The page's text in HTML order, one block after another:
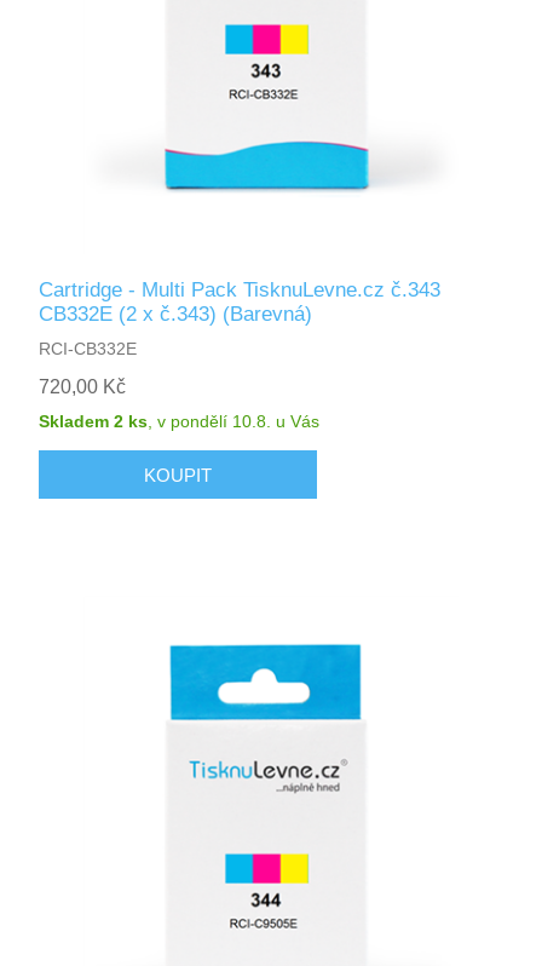
Cartridge - Multi Pack TisknuLevne.cz č.343
CB332E (2 x č.343) (Barevná)
RCI-CB332E
720,00 Kč
Skladem 2 ks ,v pondělí 10.8. u Vás